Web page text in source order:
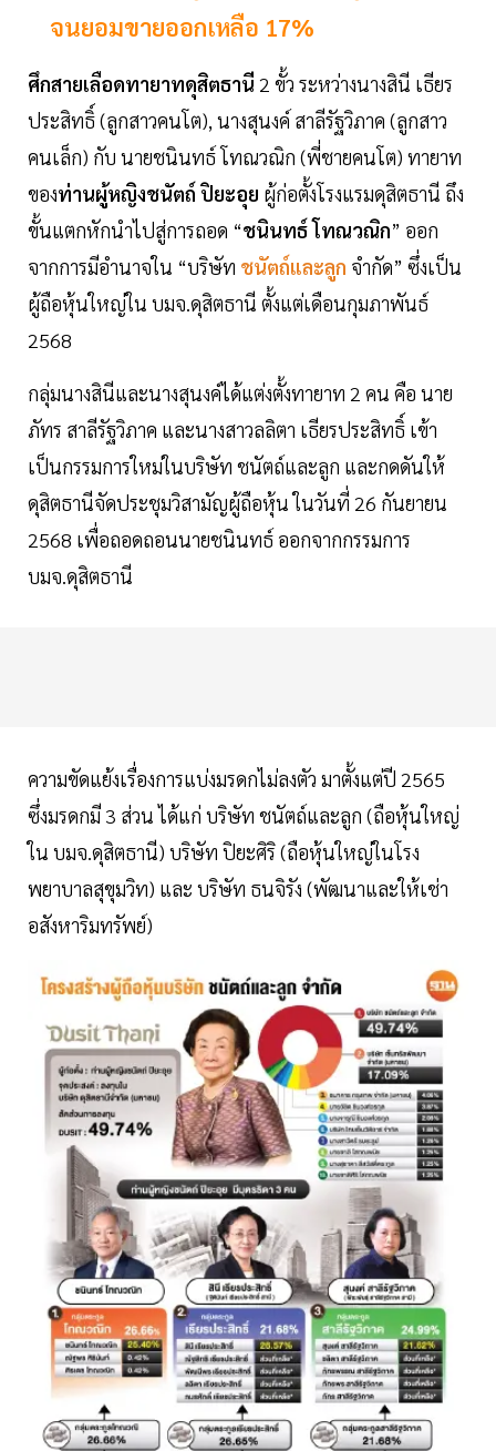
จนยอมขายออกเหลือ 17%
ศึกสายเลือดทายาทดุสิตธานี 2 ขั้ว ระหว่างนางสินี เธียร
ประสิทธิ์ (ลูกสาวคนโต), นางสุนงค์ สาลีรัฐวิภาค (ลูกสาว
คนเล็ก) กับ นายชนินทธ์ โทณวณิก (พี่ชายคนโต) ทายาท
ของท่านผู้หญิงชนัตถ์ ปิยะอุย ผู้ก่อตั้งโรงแรมดุสิตธานี ถึง
ขั้นแตกหักนำไปสู่การถอด “ชนินทธ์โทณวณิก” ออก
จากการมีอำนาจใน “บริษัท ชนัตถ์และลูก จำกัด” ซึ่งเป็น
ผู้ถือหุ้นใหญ่ใน บมจ.ดุสิตธานี ตั้งแต่เดือนกุมภาพันธ์
2568
กลุ่มนางสินีและนางสุนงค์ได้แต่งตั้งทายาท 2 คน คือ นาย
ภัทร สาลีรัฐวิภาค และนางสาวลลิตา เธียรประสิทธิ์ เข้า
เป็นกรรมการใหม่ในบริษัท ชนัตถ์และลูก และกดดันให้
ดุสิตธานีจัดประชุมวิสามัญผู้ถือหุ้น ในวันที่ 26 กันยายน
2568 เพื่อถอดถอนนายชนินทธ์ ออกจากกรรมการ
บมจ.ดุสิตธานี
ความขัดแย้งเรื่องการแบ่งมรดกไม่ลงตัว มาตั้งแต่ปี 2565
ซึ่งมรดกมี 3 ส่วน ได้แก่ บริษัท ชนัตถ์และลูก (ถือหุ้นใหญ่
ใน บมจ.ดุสิตธานี) บริษัท ปิยะศิริ (ถือหุ้นใหญ่ในโรง
พยาบาลสุขุมวิท) และ บริษัท ธนจิรัง (พัฒนาและให้เช่า
อสังหาริมทรัพย์)